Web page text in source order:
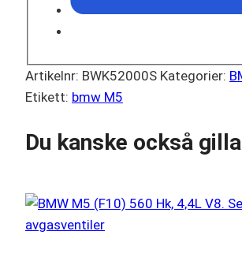
Artikelnr: BWK52000S Kategorier:
Etikett: bmw M5
Du kanske också